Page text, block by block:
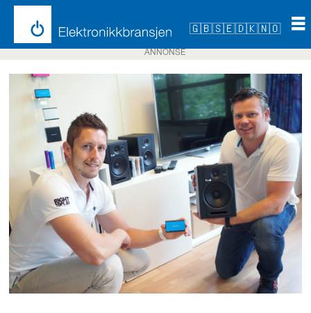
🇬🇧🇸🇪🇩🇰🇳🇴
ANNONSE